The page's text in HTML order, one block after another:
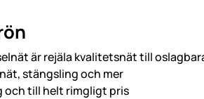
är rejäla kvalitetsnät till
stängsling och mer
och till helt rimgligt pris